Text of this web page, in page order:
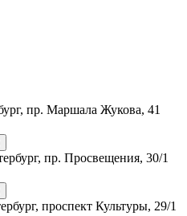
пр. Маршала Жукова, 41
пр. Просвещения, 30/1
проспект Культуры, 29/1